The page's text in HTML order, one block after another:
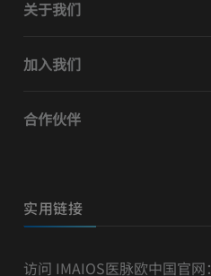
关于我们
加入我们
合作伙伴
实用链接
访问 IMAIOS医脉欧中国官网：